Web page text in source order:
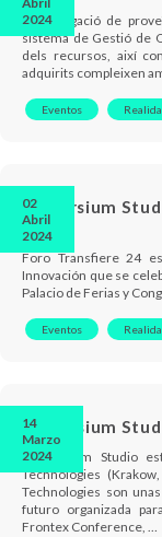
2024
Homologació de
sistema de Gestió de
dels recursos, així
adquirits compleixen
Eventos
02
Abril
2024
Immersium
24
Foro Transfiere 24
Innovación que se
Palacio de Ferias y
Eventos
14
Marzo
2024
Immersium
Immersium Studio
Technologies
Technologies son
futuro organizada
Frontex Conference, …